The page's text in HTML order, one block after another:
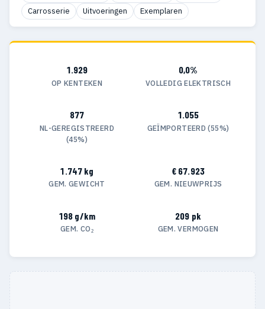
Carrosserie
Uitvoeringen Exemplaren
1.929
OP KENTEKEN
0,0%
VOLLEDIG ELEKTRISCH
877
NL-GEREGISTREERD
(45%)
1.055
GEÏMPORTEERD (55%)
1.747 kg
GEM. GEWICHT
€ 67.923
GEM. NIEUWPRIJS
198 g/km
GEM. CO₂
209 pk
GEM. VERMOGEN